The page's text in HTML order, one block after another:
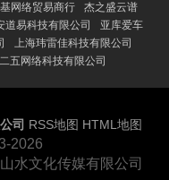
网络贸易商行
杰之盛云谱
道易科技有限公司
亚库爱车
上海玮雷佳科技有限公司
五网络科技有限公司
司 RSS地图 HTML地图
2026
水文化传媒有限公司